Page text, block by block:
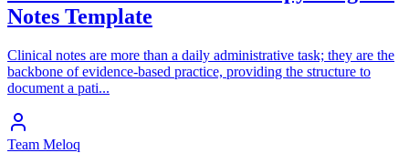
Notes Template
Clinical notes are more than a daily administrative task; they are the
backbone of evidence-based practice, providing the structure to
document a pati...
Team Meloq